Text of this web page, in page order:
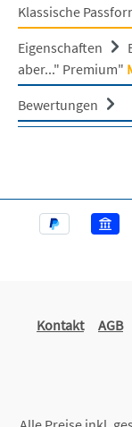
Klassische
Eigenschaften
aber..." Premium"
Bewertungen
Kontakt AGB